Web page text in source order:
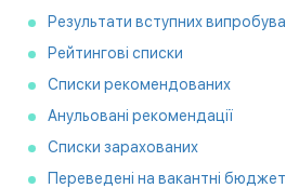
Результати вступних
Рейтингові списки
Списки рекомендованих
Анульовані рекомендації
Списки зарахованих
Переведені на вакантні